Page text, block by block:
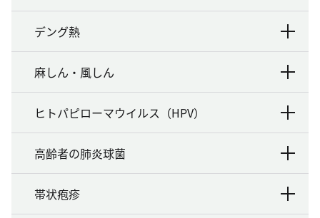
デング熱
麻しん・風しん
ヒトパピローマウイルス（HPV）
高齢者の肺炎球菌
帯状疱疹